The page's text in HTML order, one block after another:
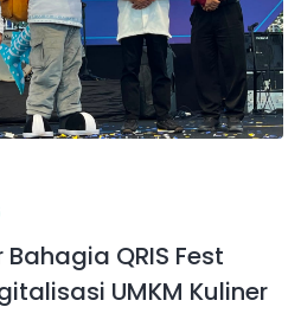
QRIS Fest
UMKM Kuliner